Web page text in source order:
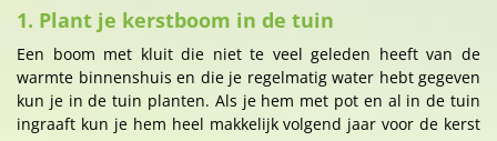
1. Plant je kerstboom in de tuin
Een boom met kluit die niet te veel geleden heeft van de
warmte binnenshuis en die je regelmatig water hebt gegeven
kun je in de tuin planten. Als je hem met pot en al in de tuin
ingraaft kun je hem heel makkelijk volgend jaar voor de kerst